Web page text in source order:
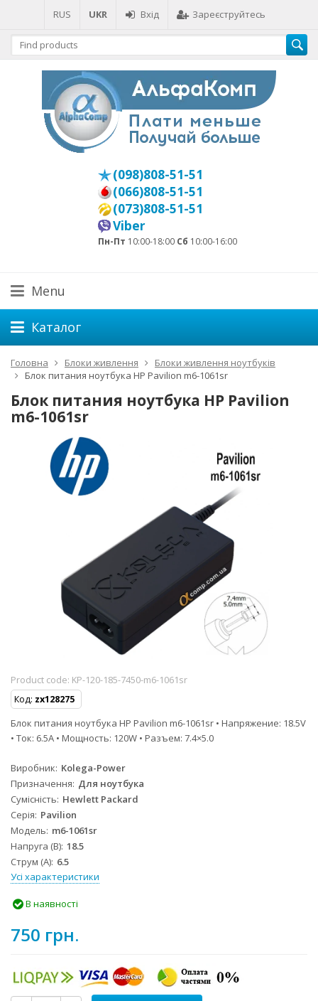
RUS UKR Вхід Зареєструйтесь
(098)808-51-51
(066)808-51-51
(073)808-51-51
Viber
Пн-Пт 10:00-18:00 Сб 10:00-16:00
Menu
Каталог
Головна Блоки живлення
Блоки живлення ноутбуків
Блок питания ноутбука HP Pavilion m6-1061sr
Блок питания ноутбука HP Pavilion
m6-1061sr
Product code: KP-120-185-7450-m6-1061sr
Код: zx128275
Блок питания ноутбука HP Pavilion m6-1061sr • Напряжение: 18.5V
• Ток: 6.5A • Мощность: 120W • Разъем: 7.4×5.0
Виробник Kolega-Power
Призначення Для ноутбука
Сумісність Hewlett Packard
Серія Pavilion
Модель m6-1061sr
Напруга (В) 18.5
Струм (А) 6.5
Усі характеристики
В наявності
750 грн.